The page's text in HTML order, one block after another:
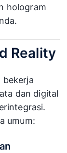
hologram
Reality
dan digital
umum: